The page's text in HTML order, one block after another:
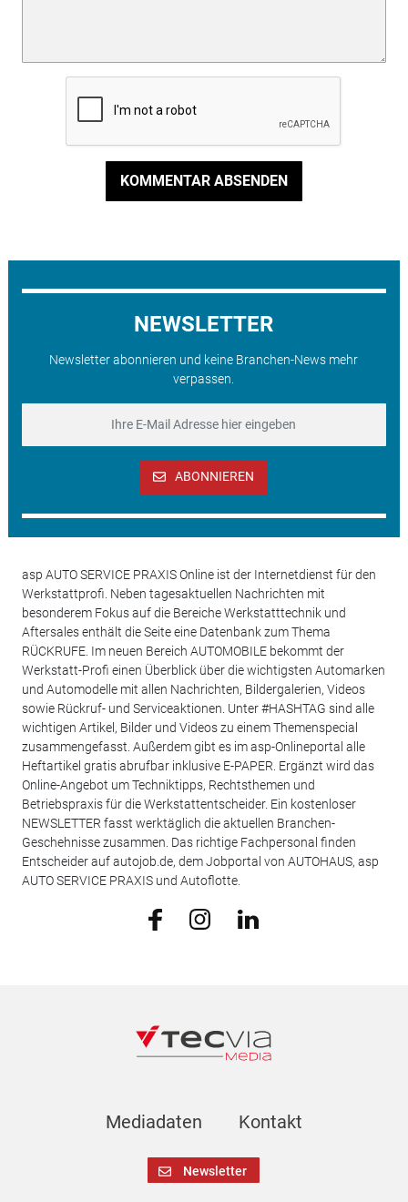
KOMMENTAR ABSENDEN
NEWSLETTER
Newsletter abonnieren und keine Branchen-News mehr
verpassen.
ABONNIEREN
asp AUTO SERVICE PRAXIS Online ist der Internetdienst für den
Werkstattprofi. Neben tagesaktuellen Nachrichten mit
besonderem Fokus auf die Bereiche Werkstatttechnik und
Aftersales enthält die Seite eine Datenbank zum Thema
RÜCKRUFE. Im neuen Bereich AUTOMOBILE bekommt der
Werkstatt-Profi einen Überblick über die wichtigsten Automarken
und Automodelle mit allen Nachrichten, Bildergalerien, Videos
sowie Rückruf- und Serviceaktionen. Unter #HASHTAG sind alle
wichtigen Artikel, Bilder und Videos zu einem Themenspecial
zusammengefasst. Außerdem gibt es im asp-Onlineportal alle
Heftartikel gratis abrufbar inklusive E-PAPER. Ergänzt wird das
Online-Angebot um Techniktipps, Rechtsthemen und
Betriebspraxis für die Werkstattentscheider. Ein kostenloser
NEWSLETTER fasst werktäglich die aktuellen Branchen-
Geschehnisse zusammen. Das richtige Fachpersonal finden
Entscheider auf autojob.de, dem Jobportal von AUTOHAUS, asp
AUTO SERVICE PRAXIS und Autoflotte.
Mediadaten Kontakt
Newsletter